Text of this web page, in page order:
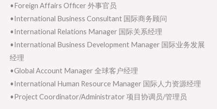
•Foreign Affairs Officer 外事官员
•International Business Consultant 国际商务顾问
•International Relations Manager 国际关系经理
•International Business Development Manager 国际业务发展
经理
•Global Account Manager 全球客户经理
•International Human Resource Manager 国际人力资源经理
•Project Coordinator/Administrator 项目协调员/管理员